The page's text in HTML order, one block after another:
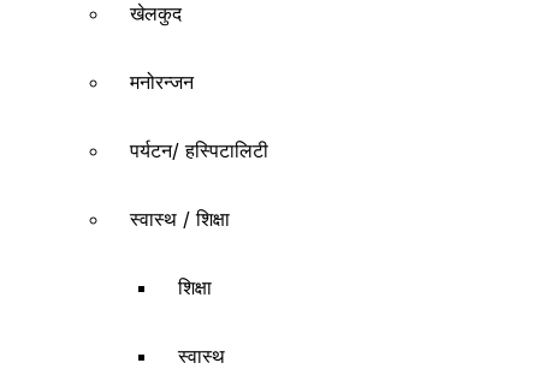
खेलकुद
मनोरन्जन
पर्यटन/ हस्पिटालिटी
स्वास्थ / शिक्षा
शिक्षा
स्वास्थ